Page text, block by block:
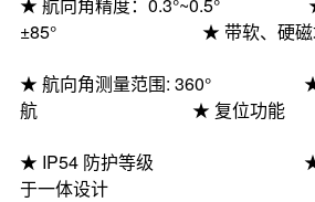
±85° ★ 带软、硬
★ 航向角测量范围: 360°
航
★ 复位功能
★ IP54 防护等级
于一体设计